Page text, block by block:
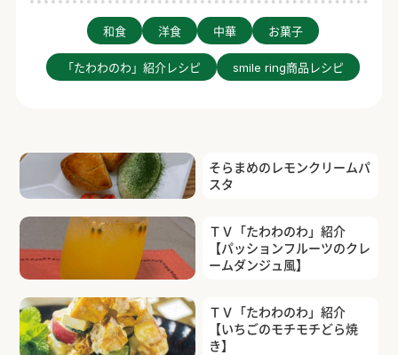
和食 洋食 中華 お菓子
「たわわのわ」紹介レシピ smile ring商品レシピ
簡単！米粉スコーン
そらまめのレモンクリームパ
スタ
ＴＶ「たわわのわ」紹介
【パッションジュース】
ＴＶ「たわわのわ」紹介
【パッションフルーツのクレ
ームダンジュ風】
ＴＶ「たわわのわ」紹介
【いちごのモチモチどら焼
き】